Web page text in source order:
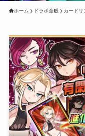
ホーム ドラポ全般 カードリ